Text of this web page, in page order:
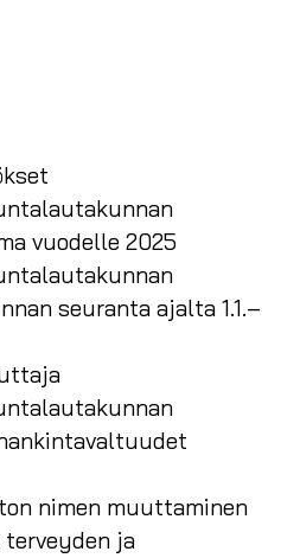
vuodelle 2025
seuranta ajalta 1.1.–
nimen muuttaminen
ja